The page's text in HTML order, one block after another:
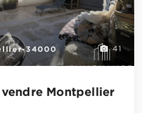
41
34000
Montpellier